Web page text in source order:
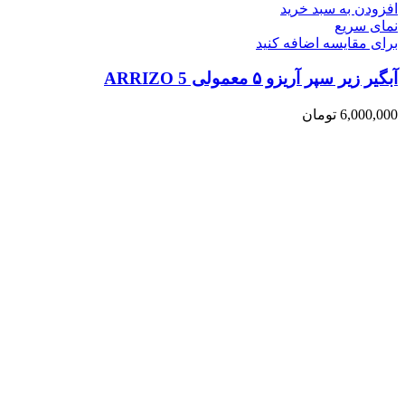
افزودن به سبد خرید
نمای سریع
برای مقایسه اضافه کنید
آبگیر زیر سپر آریزو ۵ معمولی ARRIZO 5
6,000,000 تومان